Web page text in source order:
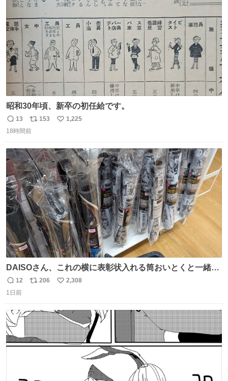
数
昭和30年頃、新卒の初任給です。
返
信
13
リ
ポ
ト
数
153
い
数
1,225
18時間前
DAISOさん、これの横に表彰状入れる筒おいとくと一緒に
売れますのでご検討下さい
返
信
12
リ
ト
数
206
い
数
2,308
1日前